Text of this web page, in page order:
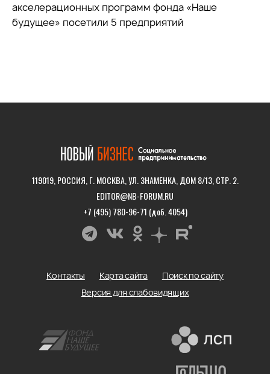
акселерационных программ фонда «Наше
будущее» посетили 5 предприятий
119019, РОССИЯ, Г. МОСКВА, УЛ. ЗНАМЕНКА, ДОМ 8/13, СТР. 2.
EDITOR@NB-FORUM.RU
+7 (495) 780-96-71 (доб. 4054)
Контакты Карта сайта
Поиск по сайту
Версия для слабовидящих